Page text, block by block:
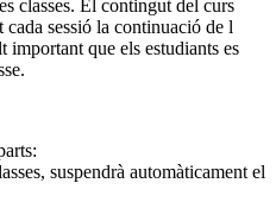
classes. El contingut del curs
cada sessió la continuació de l
important que els estudiants es
suspendrà automàticament el